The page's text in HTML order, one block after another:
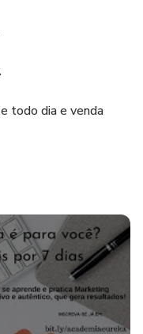
todo dia e venda
deseja
burnout, sem
networking e
pessoas que
com verdade,